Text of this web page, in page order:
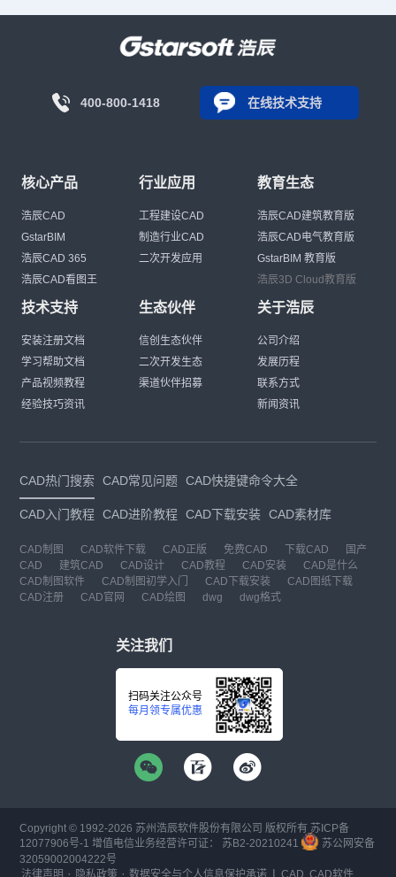
400-800-1418 在线技术支持
核心产品
浩辰CAD
GstarBIM
浩辰CAD 365
浩辰CAD看图王
行业应用
工程建设CAD
制造行业CAD
二次开发应用
教育生态
浩辰CAD建筑教育版
浩辰CAD电气教育版
GstarBIM 教育版
浩辰3D Cloud教育版
技术支持
安装注册文档
学习帮助文档
产品视频教程
经验技巧资讯
生态伙伴
信创生态伙伴
二次开发生态
渠道伙伴招募
关于浩辰
公司介绍
发展历程
联系方式
新闻资讯
CAD热门搜索 CAD常见问题 CAD快捷键命令大全
CAD入门教程 CAD进阶教程 CAD下载安装 CAD素材库
CAD制图 CAD软件下载 CAD正版 免费CAD 下载CAD
国产
CAD
建筑CAD CAD设计 CAD教程 CAD安装
CAD是什么
CAD制图软件
CAD制图初学入门 CAD下载安装
CAD图纸下载
CAD注册
CAD官网 CAD绘图 dwg dwg格式
关注我们
扫码关注公众号
每月领专属优惠
Copyright © 1992-2026 苏州浩辰软件股份有限公司 版权所有 苏ICP备
12077906号-1 增值电信业务经营许可证： 苏B2-20210241
苏公网安备
32059002004222号
· · |